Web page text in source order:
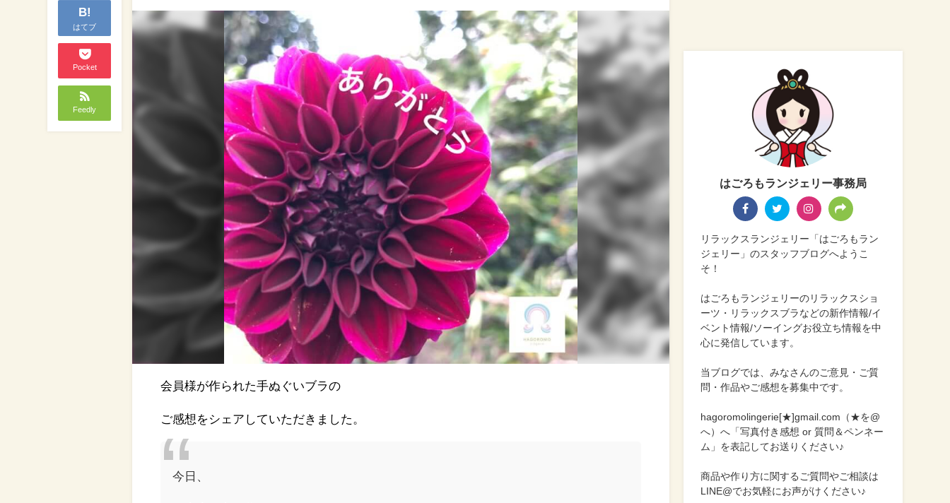
B!
はてブ
Pocket
Feedly
会員様が作られた手ぬぐいブラの
ご感想をシェアしていただきました。
今日、
はごろもランジェリー事務局
リラックスランジェリー「はごろもラン
ジェリー」のスタッフブログへようこ
そ！
はごろもランジェリーのリラックスショ
ーツ・リラックスブラなどの新作情報/イ
ベント情報/ソーイングお役立ち情報を中
心に発信しています。
当ブログでは、みなさんのご意見・ご質
問・作品やご感想を募集中です。
hagoromolingerie[★]gmail.com（★を@
へ）へ「写真付き感想 or 質問＆ペンネー
ム」を表記してお送りください♪
商品や作り方に関するご質問やご相談は
LINE@でお気軽にお声がけください♪